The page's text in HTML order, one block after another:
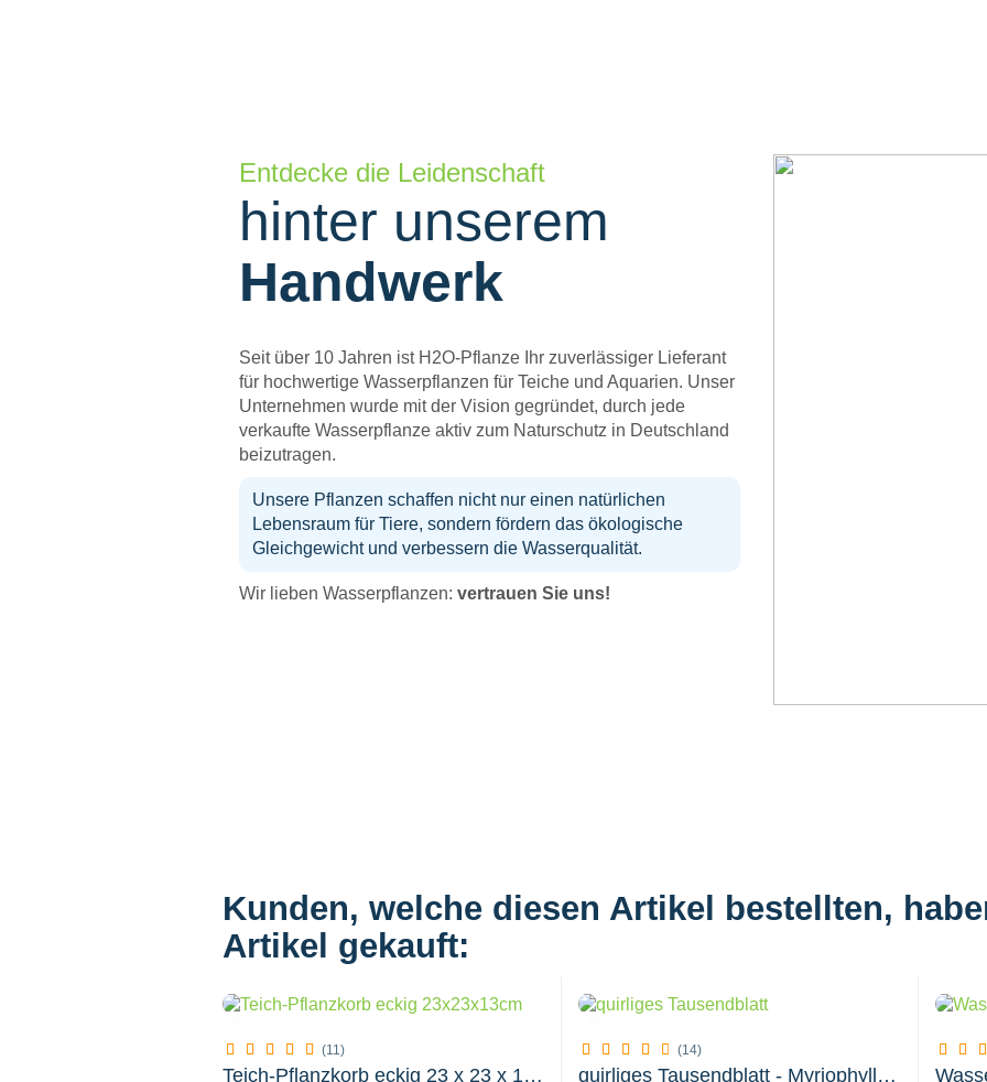
Entdecke die Leidenschaft
hinter unserem
Handwerk
Seit über 10 Jahren ist H2O-Pflanze Ihr zuverlässiger Lieferant
für hochwertige Wasserpflanzen für Teiche und Aquarien. Unser
Unternehmen wurde mit der Vision gegründet, durch jede
verkaufte Wasserpflanze aktiv zum Naturschutz in Deutschland
beizutragen.
Unsere Pflanzen schaffen nicht nur einen natürlichen
Lebensraum für Tiere, sondern fördern das ökologische
Gleichgewicht und verbessern die Wasserqualität.
Wir lieben Wasserpflanzen: vertrauen Sie uns!
Kunden, welche diesen Artikel bestellten,
Artikel gekauft:
(11)
Teich-Pflanzkorb eckig 23 x 23 x 13 cm
(14)
quirliges Tausendblatt - Myriophyllum verticillatum...